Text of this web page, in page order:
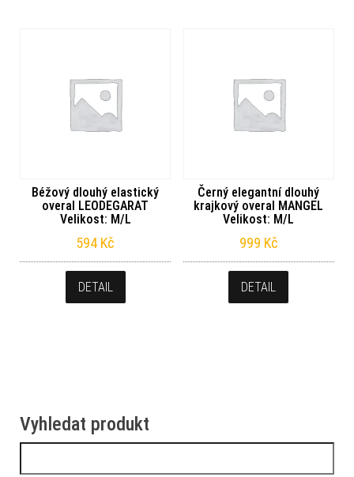
Béžový dlouhý elastický
overal LEODEGARAT
Velikost: M/L
594 Kč
DETAIL
Černý elegantní dlouhý
krajkový overal MANGEL
Velikost: M/L
999 Kč
DETAIL
Vyhledat produkt